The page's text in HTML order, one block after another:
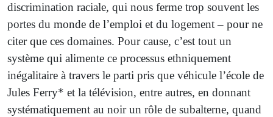
discrimination raciale, qui nous ferme trop souvent les
portes du monde de l’emploi et du logement – pour ne
citer que ces domaines. Pour cause, c’est tout un
système qui alimente ce processus ethniquement
inégalitaire à travers le parti pris que véhicule l’école de
Jules Ferry* et la télévision, entre autres, en donnant
systématiquement au noir un rôle de subalterne, quand